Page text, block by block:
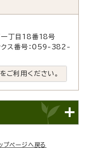
丁目18番18号
ス番号：059-382-
ご利用ください。
プページへ戻る